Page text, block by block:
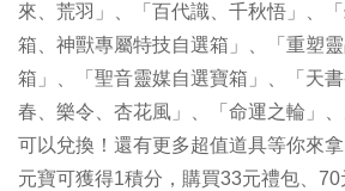
來、荒羽」、「百代識、千秋悟」、
箱、神獸專屬特技自選箱」、「重塑
箱」、「聖音靈媒自選寶箱」、「天
春、樂令、杏花風」、「命運之輪」
可以兌換！還有更多超值道具等你來
元寶可獲得1積分，購買33元禮包、